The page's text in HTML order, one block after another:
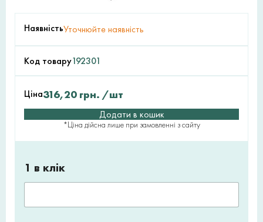
НаявністьУточнюйте наявність
Код товару192301
Ціна316,20 грн. /шт
Додати в кошик
*Ціна дійсна лише при замовленні з сайту
1 в клік